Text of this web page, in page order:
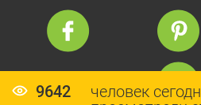
9642
человек